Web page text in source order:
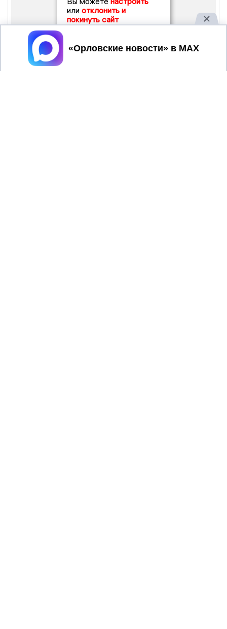
или отклонить и
покинуть сайт
Принять